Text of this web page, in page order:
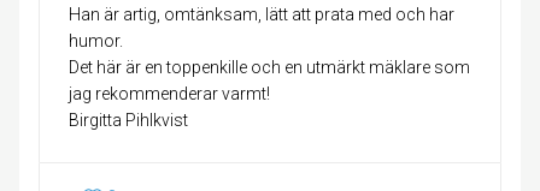
Han är artig, omtänksam, lätt att prata med och har
humor.
Det här är en toppenkille och en utmärkt mäklare som
jag rekommenderar varmt!
Birgitta Pihlkvist